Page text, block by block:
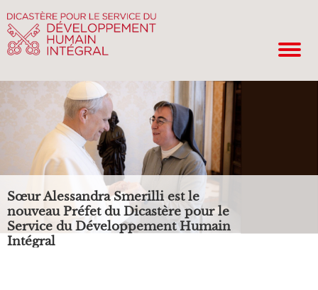
Sœur Alessandra Smerilli est le
nouveau Préfet du Dicastère pour le
Service du Développement Humain
Intégral